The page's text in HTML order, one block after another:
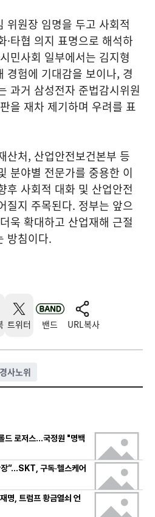
위원장 임명을 두고 사회적
·타협 의지 표명으로 해석하
민사회 일부에서는 김지형
경험에 기대감을 보이나, 경
과거 삼성전자 준법감시위원
을 재차 제기하며 우려를 표
산처, 산업안전보건본부 등
분야별 전문가를 중용한 이
후 사회적 대화 및 산업안전
질지 주목된다. 정부는 앞으
욱 확대하고 산업재해 근절
방침이다.
트위터 밴드 URL복사
경사노위
드 로저스…국정원 "명백
”…SKT, 구독·헬스케어
명, 트럼프 황금열쇠 언